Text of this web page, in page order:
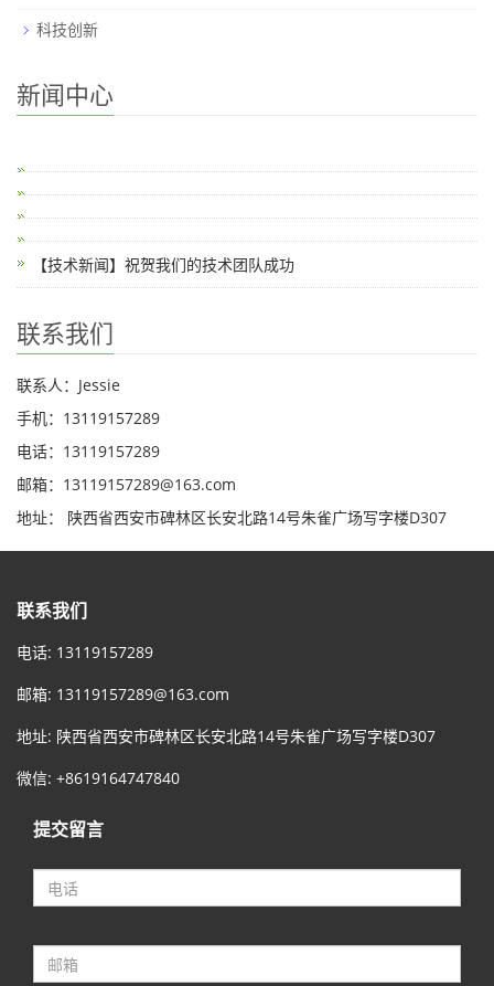
科技创新
新闻中心
【技术新闻】祝贺我们的技术团队成功
联系我们
联系人：Jessie
手机：13119157289
电话：13119157289
邮箱：13119157289@163.com
地址： 陕西省西安市碑林区长安北路14号朱雀广场写字楼D307
联系我们
电话: 13119157289
邮箱: 13119157289@163.com
地址: 陕西省西安市碑林区长安北路14号朱雀广场写字楼D307
微信: +8619164747840
提交留言